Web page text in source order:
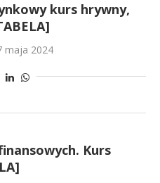
kurs hrywny,
maja 2024
Kurs